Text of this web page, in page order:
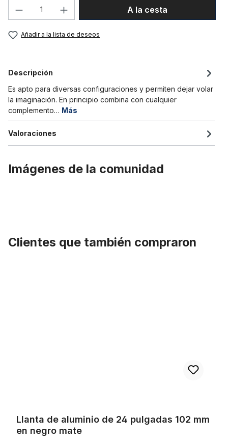
Cantidad del producto: introduce la
A la cesta
Añadir a la lista de deseos
Descripción
Es apto para diversas configuraciones y permiten dejar volar
la imaginación. En principio combina con cualquier
complemento… Más
Valoraciones
Imágenes de la comunidad
Clientes que también compraron
Llanta de aluminio de 24 pulgadas 102 mm
en negro mate